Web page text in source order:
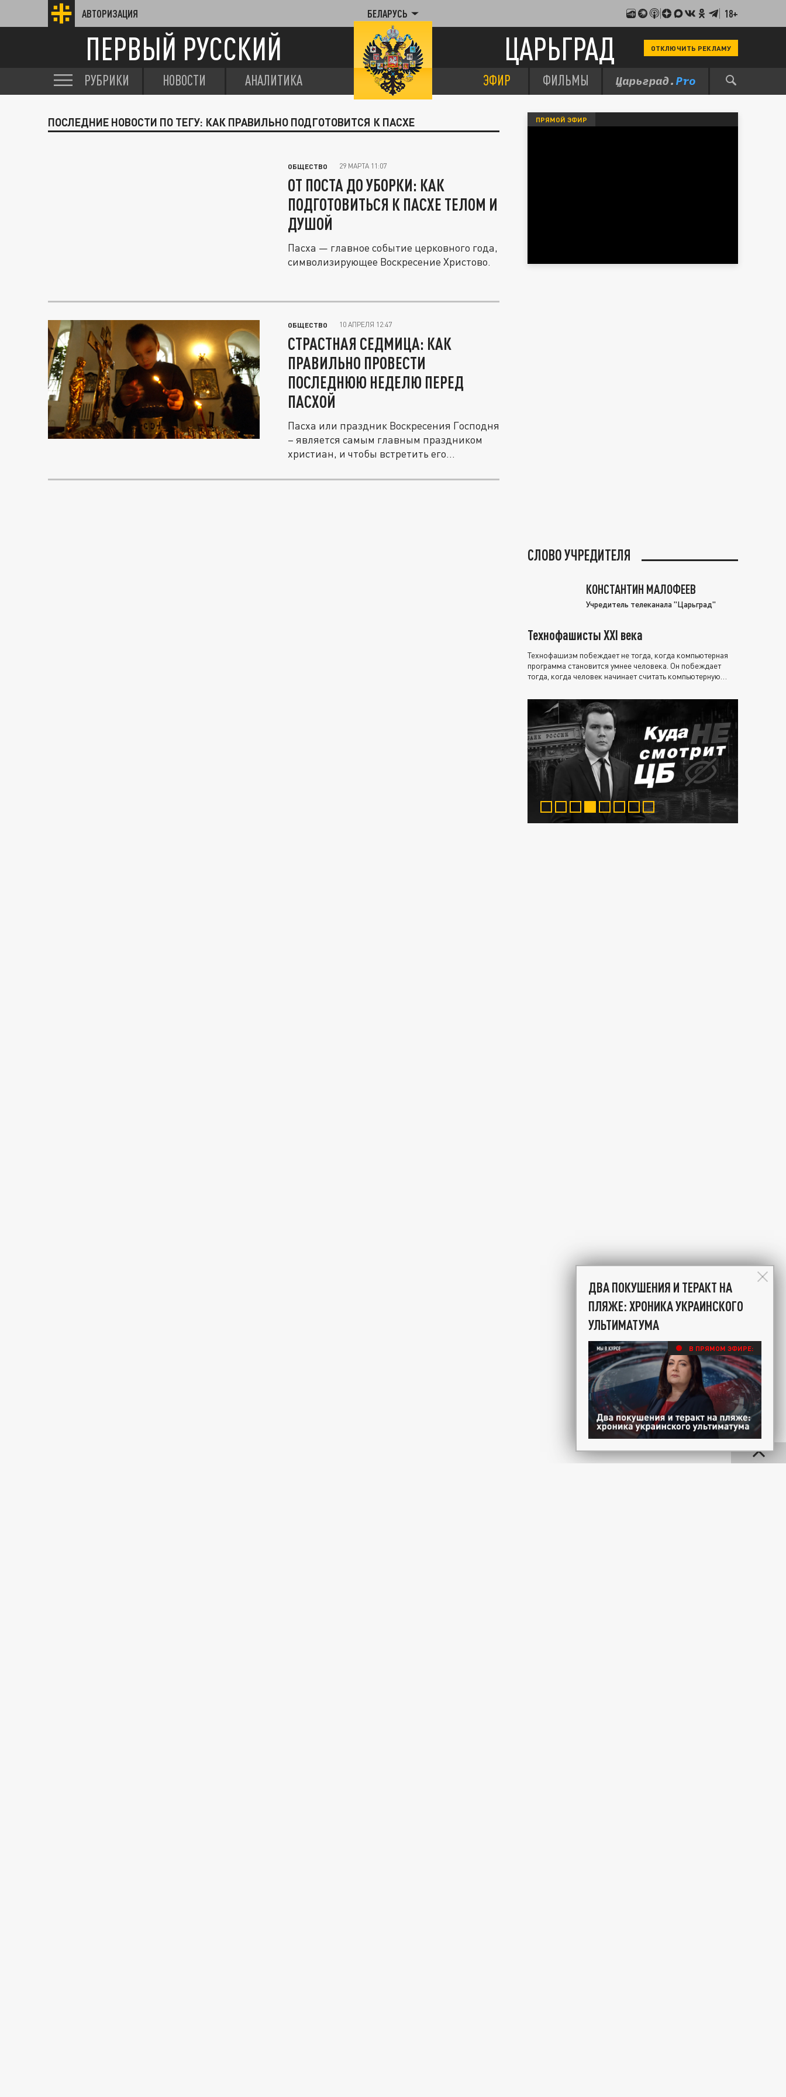
АВТОРИЗАЦИЯ БЕЛАРУСЬ 18+
ПЕРВЫЙ РУССКИЙ ЦАРЬГРАД ОТКЛЮЧИТЬ РЕКЛАМУ
РУБРИКИ НОВОСТИ АНАЛИТИКА ЭФИР ФИЛЬМЫ
ПОСЛЕДНИЕ НОВОСТИ ПО ТЕГУ: КАК ПРАВИЛЬНО ПОДГОТОВИТСЯ К ПАСХЕ
ОБЩЕСТВО 29 МАРТА 11:07
ОТ ПОСТА ДО УБОРКИ: КАК
ПОДГОТОВИТЬСЯ К ПАСХЕ ТЕЛОМ И
ДУШОЙ
Пасха — главное событие церковного года,
символизирующее Воскресение Христово.
ОБЩЕСТВО 10 АПРЕЛЯ 12:47
СТРАСТНАЯ СЕДМИЦА: КАК
ПРАВИЛЬНО ПРОВЕСТИ
ПОСЛЕДНЮЮ НЕДЕЛЮ ПЕРЕД
ПАСХОЙ
Пасха или праздник Воскресения Господня
– является самым главным праздником
христиан, и чтобы встретить его...
ПРЯМОЙ ЭФИР
СЛОВО УЧРЕДИТЕЛЯ
КОНСТАНТИН МАЛОФЕЕВ
Учредитель телеканала "Царьград"
Технофашисты XXI века
Технофашизм побеждает не тогда, когда компьютерная
программа становится умнее человека. Он побеждает
тогда, когда человек начинает считать компьютерную
ДВА ПОКУШЕНИЯ И ТЕРАКТ НА
ПЛЯЖЕ: ХРОНИКА УКРАИНСКОГО
УЛЬТИМАТУМА
В ПРЯМОМ ЭФИРЕ: